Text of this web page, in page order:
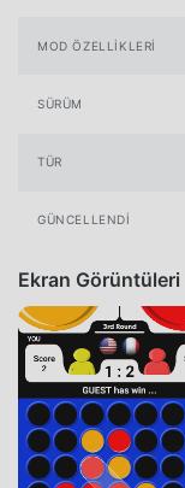
MOD ÖZELLIKLERI
SÜRÜM
TÜR
GÜNCELLENDI
Ekran Görüntüleri